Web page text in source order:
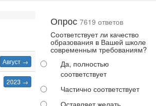
Август →
2023 →
Опрос 7619 ответов
Соответствует ли качество
образования в Вашей школе
современным требованиям?
Да, полностью
соответствует
Частично соответствует
Оставляет желать